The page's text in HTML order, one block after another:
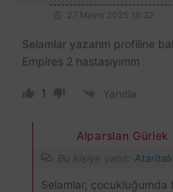
27 Mayıs 2025 15:32
Selamlar yazarım profiline
Empires 2 hastasıyımm
1 Yanıtla
Alparslan Gürlek
Bu kişiye yanıt: Ataritalı
Selamlar, çocukluğumda